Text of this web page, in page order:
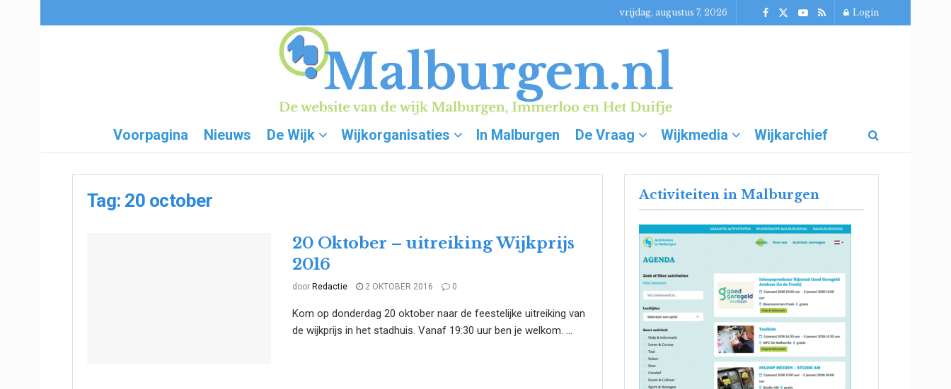
vrijdag, augustus 7, 2026 Login
Voorpagina Nieuws De Wijk Wijkorganisaties In Malburgen De Vraag Wijkmedia Wijkarchief
Tag: 20 october
20 Oktober – uitreiking Wijkprijs
2016
door Redactie 2 OKTOBER 2016 0
Kom op donderdag 20 oktober naar de feestelijke uitreiking van
de wijkprijs in het stadhuis. Vanaf 19:30 uur ben je welkom. ...
Activiteiten in Malburgen